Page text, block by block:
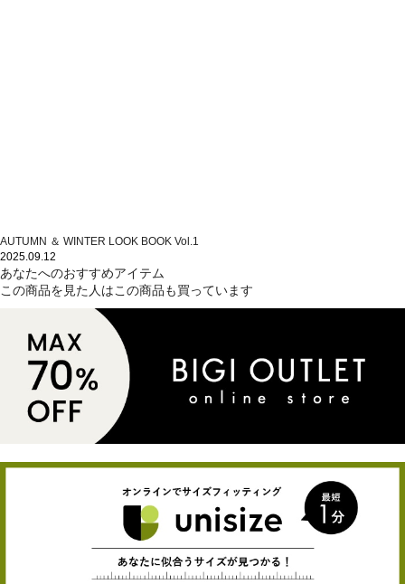
AUTUMN ＆ WINTER LOOK BOOK Vol.1
2025.09.12
あなたへのおすすめアイテム
この商品を見た人はこの商品も買っています